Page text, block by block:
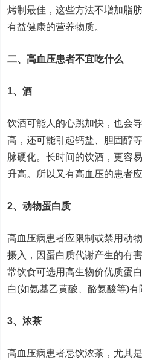
烤制最佳，这些方法不增加脂
有益健康的营养物质。
二、高血压患者不宜吃什么
1、酒
饮酒可能人的心跳加快，也会
高，还可能引起钙盐、胆固醇
脉硬化。长时间的饮酒，更容
升高。所以又有高血压的患者
2、动物蛋白质
高血压病患者应限制或禁用动
摄入，因蛋白质代谢产生的有
常饮食可选用高生物价优质蛋
白(如氨基乙黄酸、酪氨酸等)有
3、浓茶
高血压病患者忌饮浓茶，尤其